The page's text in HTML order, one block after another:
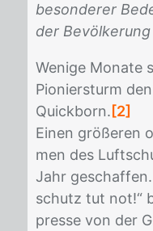
besonderer
der
We­ni­ge Mo­na­te
Pio­nier­sturm
Quick­born. [2]
Ei­nen grö­ße­ren
men des
Jahr
schutz tut not!“
pres­se von der